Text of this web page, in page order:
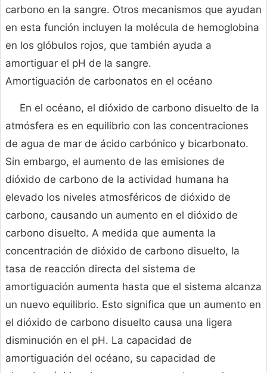
carbono en la sangre. Otros mecanismos que ayudan
en esta función incluyen la molécula de hemoglobina
en los glóbulos rojos, que también ayuda a
amortiguar el pH de la sangre.
Amortiguación de carbonatos en el océano
En el océano, el dióxido de carbono disuelto de la
atmósfera es en equilibrio con las concentraciones
de agua de mar de ácido carbónico y bicarbonato.
Sin embargo, el aumento de las emisiones de
dióxido de carbono de la actividad humana ha
elevado los niveles atmosféricos de dióxido de
carbono, causando un aumento en el dióxido de
carbono disuelto. A medida que aumenta la
concentración de dióxido de carbono disuelto, la
tasa de reacción directa del sistema de
amortiguación aumenta hasta que el sistema alcanza
un nuevo equilibrio. Esto significa que un aumento en
el dióxido de carbono disuelto causa una ligera
disminución en el pH. La capacidad de
amortiguación del océano, su capacidad de